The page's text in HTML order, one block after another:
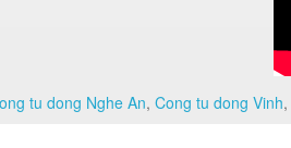
tu dong Nghe An, Cong tu dong Vinh,